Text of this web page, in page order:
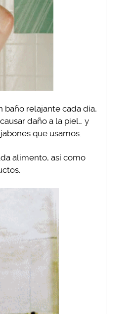
baño relajante cada día,
daño a la piel… y
que usamos.
alimento, así como